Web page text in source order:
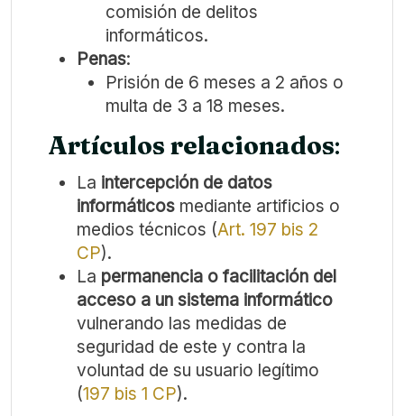
comisión de delitos
informáticos.
Penas:
Prisión de 6 meses a 2 años o
multa de 3 a 18 meses.
Artículos relacionados:
La intercepción de datos
informáticos mediante artificios o
medios técnicos (Art. 197 bis 2
CP).
La permanencia o facilitación del
acceso a un sistema informático
vulnerando las medidas de
seguridad de este y contra la
voluntad de su usuario legítimo
(197 bis 1 CP).